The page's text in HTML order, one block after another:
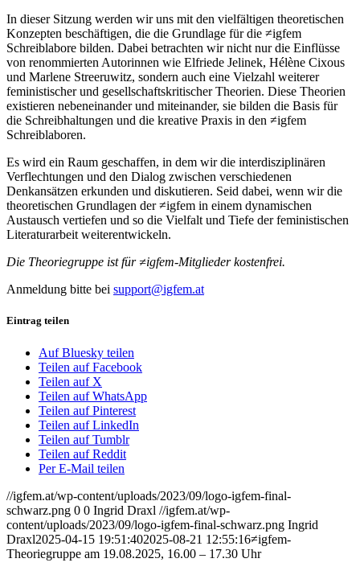
In dieser Sitzung werden wir uns mit den vielfältigen theoretischen
Konzepten beschäftigen, die die Grundlage für die ≠igfem
Schreiblabore bilden. Dabei betrachten wir nicht nur die Einflüsse
von renommierten Autorinnen wie Elfriede Jelinek, Hélène Cixous
und Marlene Streeruwitz, sondern auch eine Vielzahl weiterer
feministischer und gesellschaftskritischer Theorien. Diese Theorien
existieren nebeneinander und miteinander, sie bilden die Basis für
die Schreibhaltungen und die kreative Praxis in den ≠igfem
Schreiblaboren.
Es wird ein Raum geschaffen, in dem wir die interdisziplinären
Verflechtungen und den Dialog zwischen verschiedenen
Denkansätzen erkunden und diskutieren. Seid dabei, wenn wir die
theoretischen Grundlagen der ≠igfem in einem dynamischen
Austausch vertiefen und so die Vielfalt und Tiefe der feministischen
Literaturarbeit weiterentwickeln.
Die Theoriegruppe ist für ≠igfem-Mitglieder kostenfrei.
Anmeldung bitte bei support@igfem.at
Eintrag teilen
Auf Bluesky teilen
Teilen auf Facebook
Teilen auf X
Teilen auf WhatsApp
Teilen auf Pinterest
Teilen auf LinkedIn
Teilen auf Tumblr
Teilen auf Reddit
Per E-Mail teilen
//igfem.at/wp-content/uploads/2023/09/logo-igfem-final-
schwarz.png 0 0 Ingrid Draxl //igfem.at/wp-
content/uploads/2023/09/logo-igfem-final-schwarz.png Ingrid
Draxl2025-04-15 19:51:402025-08-21 12:55:16≠igfem-
Theoriegruppe am 19.08.2025, 16.00 – 17.30 Uhr